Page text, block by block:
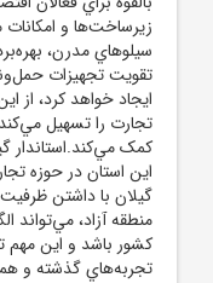
زيرساخت‌ها و امکانات
سيلوهاي مدرن،
تقويت تجهيزات
ايجاد خواهد کرد، از
تجارت را تسهيل
کمک مي‌کند.استاندار
اين استان در حوزه
گيلان با داشتن
منطقه آزاد،
کشور باشد و اين مهم
تجربه‌هاي گذشته و